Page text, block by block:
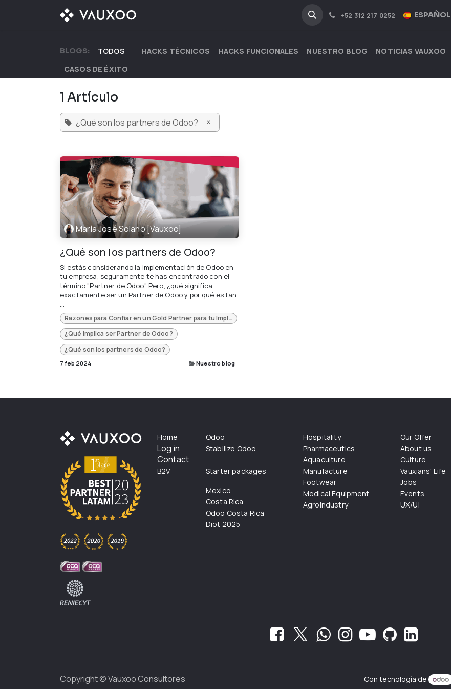
INDUSTRIAS +52 312 217 0252 ESPAÑOL
BLOGS: TODOS HACKS TÉCNICOS HACKS FUNCIONALES NUESTRO BLOG
NOTICIAS VAUXOO
CASOS DE ÉXITO
1 Artículo
¿Qué son los partners de Odoo? ×
María José Solano [Vauxoo]
¿Qué son los partners de Odoo?
Si estás considerando la implementación de Odoo en
tu empresa, seguramente te has encontrado con el
término "Partner de Odoo". Pero, ¿qué significa
exactamente ser un Partner de Odoo y por qué es tan
...
Razones para Confiar en un Gold Partner para tu Implementación de Odoo.
¿Qué implica ser Partner de Odoo?
¿Qué son los partners de Odoo?
7 feb 2024 Nuestro blog
Home
Log in
Contact
B2V
Odoo
Stabilize Odoo
Starter packages
Mexico
Costa Rica
Odoo Costa Rica
Diot 2025
Hospitality
Pharmaceutics
Aquaculture
Manufacture
Footwear
Medical Equipment
Agroindustry
Our Offer
About us
Culture
Vauxians' Life
Jobs
Events
UX/UI
Copyright ©Vauxoo Consultores Con tecnología de